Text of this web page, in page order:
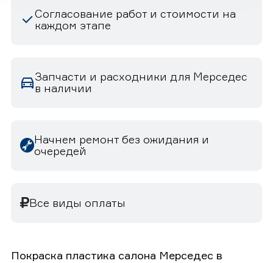
Согласование работ и стоимости на
каждом этапе
Запчасти и расходники для Мерседес
в наличии
Начнем ремонт без ожидания и
очередей
Все виды оплаты
Покраска пластика салона Мерседес в